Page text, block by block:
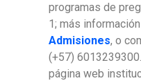
programas de
1; más
Admisiones, o
(+57)
página web